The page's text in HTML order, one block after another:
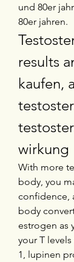
und 80er
80er jahren.
results
kaufen,
wirkung
With more
body, you
confidence,
body
estrogen as
your T
1, lupinen